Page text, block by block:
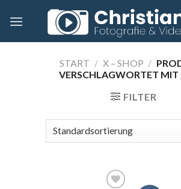
START / X – SHOP /
VERSCHLAGWORTET MIT
FILTER